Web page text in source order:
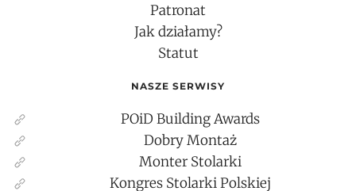
Patronat
Jak działamy?
Statut
NASZE SERWISY
POiD Building Awards
Dobry Montaż
Monter Stolarki
Kongres Stolarki Polskiej